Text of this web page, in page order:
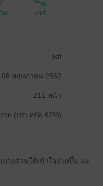
ม แชร์
pdf
08 พฤษภาคม 2562
211 หน้า
าท (ประหยัด 62%)
างส่วนให้เข้าใจง่ายขึ้น แต่